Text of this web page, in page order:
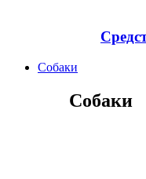
Собаки
Собаки